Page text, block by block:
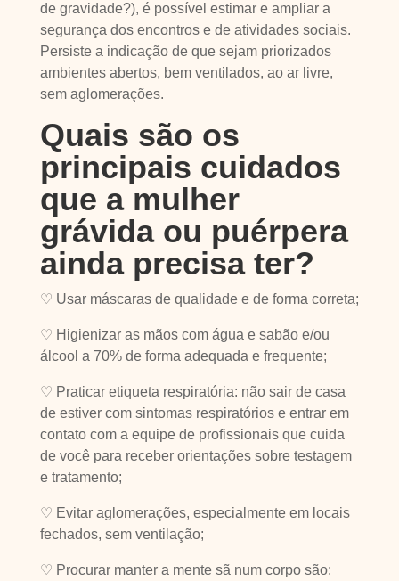
de gravidade?), é possível estimar e ampliar a
segurança dos encontros e de atividades sociais.
Persiste a indicação de que sejam priorizados
ambientes abertos, bem ventilados, ao ar livre,
sem aglomerações.
Quais são os
principais cuidados
que a mulher
grávida ou puérpera
ainda precisa ter?
♡ Usar máscaras de qualidade e de forma correta;
♡ Higienizar as mãos com água e sabão e/ou
álcool a 70% de forma adequada e frequente;
♡ Praticar etiqueta respiratória: não sair de casa
de estiver com sintomas respiratórios e entrar em
contato com a equipe de profissionais que cuida
de você para receber orientações sobre testagem
e tratamento;
♡ Evitar aglomerações, especialmente em locais
fechados, sem ventilação;
♡ Procurar manter a mente sã num corpo são: